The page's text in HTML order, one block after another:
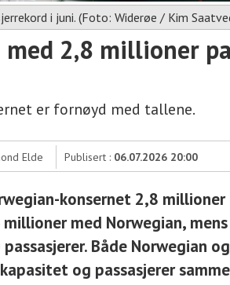
i juni. (Foto: Widerøe / Kim
2,8 millioner
er fornøyd med tallene.
Elde Publisert : 06.07.2026 20:00
konsernet 2,8 millioner
med Norwegian,
Både Norwegian
og passasjerer